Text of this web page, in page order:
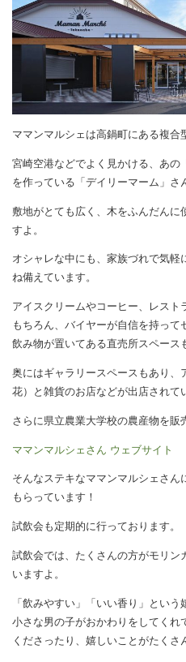
ママンマルシェは高鍋町にある複合
宮崎空港などでよく見かける、あの
を作っている「デイリーマーム」さ
敷地がとても広く、木をふんだん
すよ。
オシャレな中にも、家族づれで気
ね備えています。
アイスクリームやコーヒー、レス
もちろん、バイヤーが自信を持っ
飲み物が置いてある直売所スペース
奥にはギャラリースペースもあり、
花）と雑貨のお店などが出店されて
さらに県立農業大学校の農産物を販
ママンマルシェさん ウェブサイト
そんなステキなママンマルシェさ
もらっています！
試飲会も定期的に行っております。
試飲会では、たくさんの方がモリン
いますよ。
「飲みやすい」「いい香り」という
小さな男の子がおかわりをしてくれ
くださったり、嬉しいことがたくさ